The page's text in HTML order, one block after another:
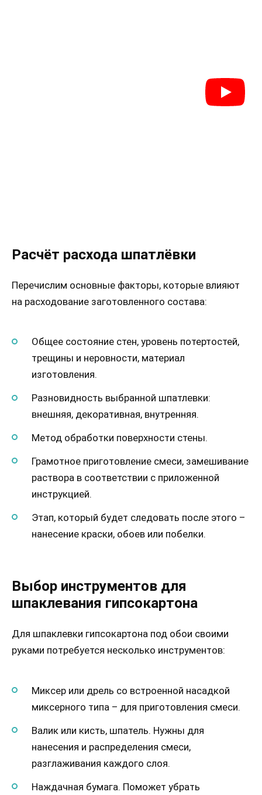
Расчёт расхода шпатлёвки
Перечислим основные факторы, которые влияют
на расходование заготовленного состава:
Общее состояние стен, уровень потертостей,
трещины и неровности, материал
изготовления.
Разновидность выбранной шпатлевки:
внешняя, декоративная, внутренняя.
Метод обработки поверхности стены.
Грамотное приготовление смеси, замешивание
раствора в соответствии с приложенной
инструкцией.
Этап, который будет следовать после этого –
нанесение краски, обоев или побелки.
Выбор инструментов для
шпаклевания гипсокартона
Для шпаклевки гипсокартона под обои своими
руками потребуется несколько инструментов:
Миксер или дрель со встроенной насадкой
миксерного типа – для приготовления смеси.
Валик или кисть, шпатель. Нужны для
нанесения и распределения смеси,
разглаживания каждого слоя.
Наждачная бумага. Поможет убрать